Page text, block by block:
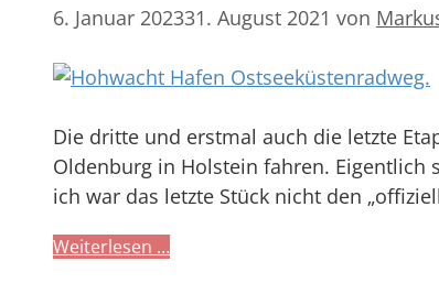
6. Januar 202331. August 2021 von
Die dritte und erstmal auch die letzte
Oldenburg in Holstein fahren. Eigentlich
ich war das letzte Stück nicht den
Weiterlesen …